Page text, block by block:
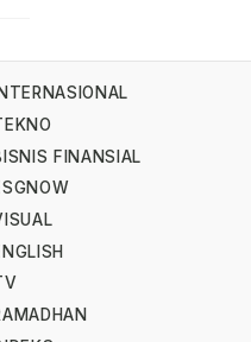
INTERNASIONAL
FINANSIAL